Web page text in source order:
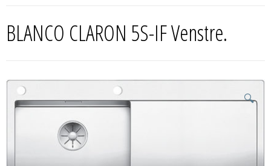
BLANCO CLARON 5S-IF Venstre.
🔍